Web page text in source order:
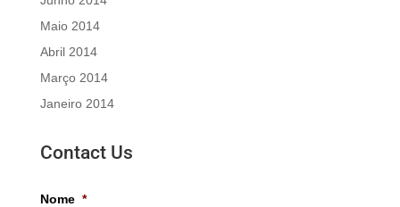
Maio 2014
Abril 2014
Março 2014
Janeiro 2014
Contact Us
Nome *